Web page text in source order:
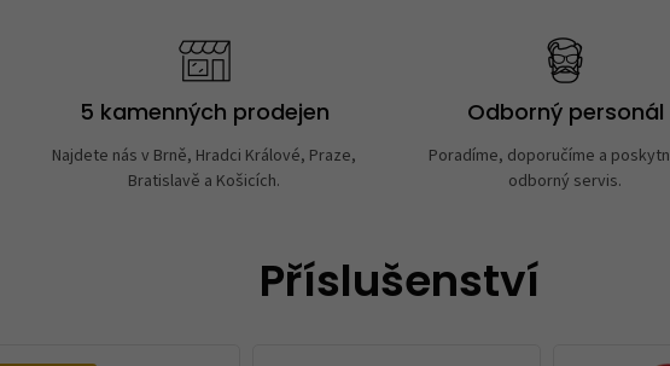
5 kamenných prodejen
Najdete nás v Brně, Hradci Králové, Praze,
Bratislavě a Košicích.
Odborný personál
Poradíme, doporučíme a
odborný servis.
Příslušenství